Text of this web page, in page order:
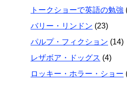
トークショーで英語の勉強
バリー・リンドン (23)
パルプ・フィクション (14)
レザボア・ドッグス (4)
ロッキー・ホラー・ショー